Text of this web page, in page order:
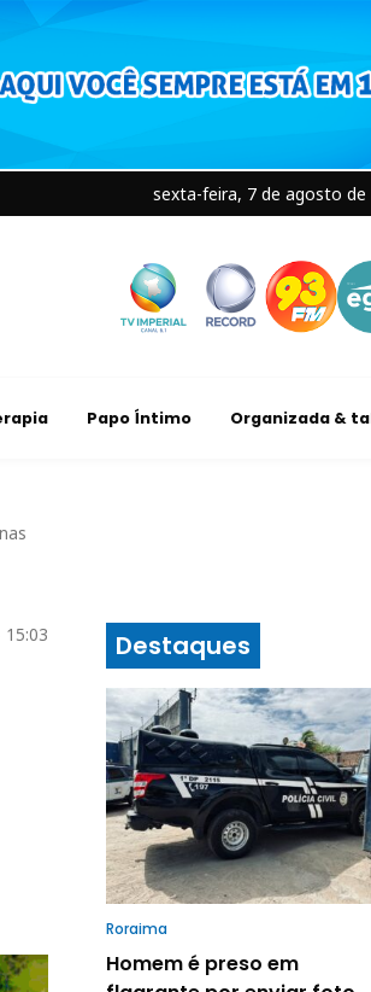
sexta-feira, 7 de agosto de
Papo Íntimo Organizada &
Destaques
Roraima
Homem é preso em